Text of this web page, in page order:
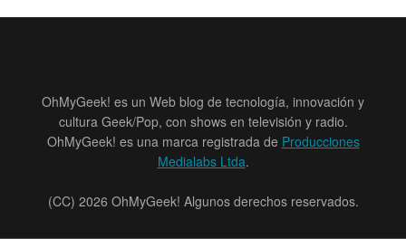
OhMyGeek! es un Web blog de tecnología, innovación y
cultura Geek/Pop, con shows en televisión y radio.
OhMyGeek! es una marca registrada de Producciones
Medialabs Ltda.
(CC) 2026 OhMyGeek! Algunos derechos reservados.